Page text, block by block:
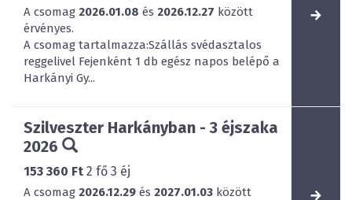
A csomag 2026.01.08 és 2026.12.27 között
érvényes.
A csomag tartalmazza:Szállás svédasztalos
reggelivel Fejenként 1 db egész napos belépő a
Harkányi Gy...
Szilveszter Harkányban - 3 éjszaka
2026
153 360 Ft 2 fő 3 éj
A csomag 2026.12.29 és 2027.01.03 között